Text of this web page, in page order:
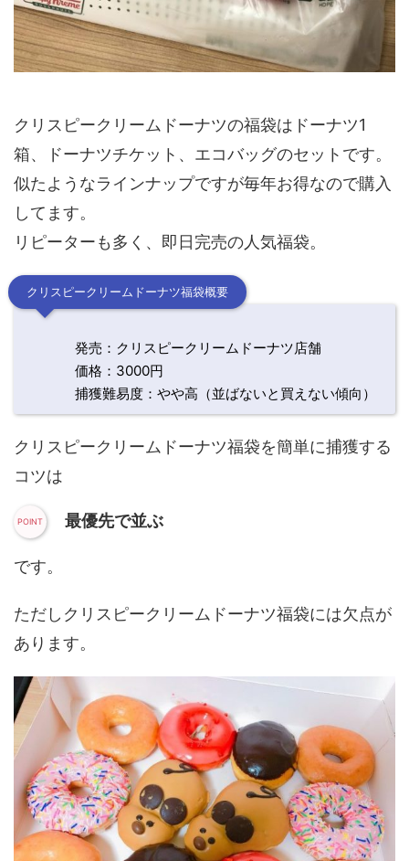
クリスピークリームドーナツの福袋はドーナツ1
箱、ドーナツチケット、エコバッグのセットです。
似たようなラインナップですが毎年お得なので購入
してます。
リピーターも多く、即日完売の人気福袋。
クリスピークリームドーナツ福袋概要
発売：クリスピークリームドーナツ店舗
価格：3000円
捕獲難易度：やや高（並ばないと買えない傾向）
クリスピークリームドーナツ福袋を簡単に捕獲する
コツは
最優先で並ぶ
です。
ただしクリスピークリームドーナツ福袋には欠点が
あります。